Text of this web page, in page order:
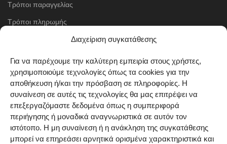
Διαχείριση συγκατάθεσης
Για να παρέχουμε την καλύτερη εμπειρία στους χρήστες,
χρησιμοποιούμε τεχνολογίες όπως τα cookies για την
αποθήκευση ή/και την πρόσβαση σε πληροφορίες. Η
συναίνεση σε αυτές τις τεχνολογίες θα μας επιτρέψει να
επεξεργαζόμαστε δεδομένα όπως η συμπεριφορά
περιήγησης ή μοναδικά αναγνωριστικά σε αυτόν τον
ιστότοπο. Η μη συναίνεση ή η ανάκληση της συγκατάθεσης
μπορεί να επηρεάσει αρνητικά ορισμένα χαρακτηριστικά και
Τρόποι παραγγελίας
Τρόποι πληρωμής
Μέθοδοι αποστολής
Όροι χρήσης
Cookie Policy (EU)
ΑΚΟΛΟΥΘΗΣΤΕ ΜΑΣ